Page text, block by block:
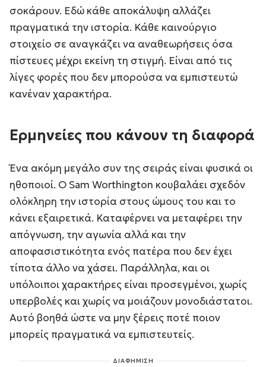
σοκάρουν. Εδώ κάθε αποκάλυψη αλλάζει
πραγματικά την ιστορία. Κάθε καινούργιο
στοιχείο σε αναγκάζει να αναθεωρήσεις όσα
πίστευες μέχρι εκείνη τη στιγμή. Είναι από τις
λίγες φορές που δεν μπορούσα να εμπιστευτώ
κανέναν χαρακτήρα.
Ερμηνείες που κάνουν τη διαφορά
Ένα ακόμη μεγάλο συν της σειράς είναι φυσικά οι
ηθοποιοί. Ο Sam Worthington κουβαλάει σχεδόν
ολόκληρη την ιστορία στους ώμους του και το
κάνει εξαιρετικά. Καταφέρνει να μεταφέρει την
απόγνωση, την αγωνία αλλά και την
αποφασιστικότητα ενός πατέρα που δεν έχει
τίποτα άλλο να χάσει. Παράλληλα, και οι
υπόλοιποι χαρακτήρες είναι προσεγμένοι, χωρίς
υπερβολές και χωρίς να μοιάζουν μονοδιάστατοι.
Αυτό βοηθά ώστε να μην ξέρεις ποτέ ποιον
μπορείς πραγματικά να εμπιστευτείς.
ΔΙΑΦΗΜΙΣΗ